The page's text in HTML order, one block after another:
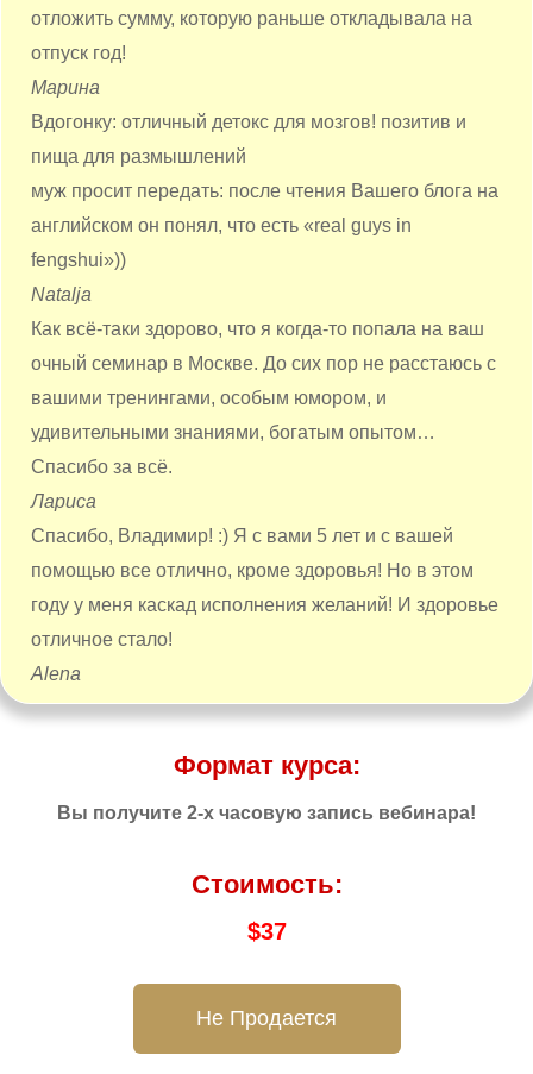
отложить сумму, которую раньше откладывала на
отпуск год!
Марина
Вдогонку: отличный детокс для мозгов! позитив и
пища для размышлений
муж просит передать: после чтения Вашего блога на
английском он понял, что есть «real guys in
fengshui»))
Natalja
Как всё-таки здорово, что я когда-то попала на ваш
очный семинар в Москве. До сих пор не расстаюсь с
вашими тренингами, особым юмором, и
удивительными знаниями, богатым опытом…
Спасибо за всё.
Лариса
Спасибо, Владимир! :) Я с вами 5 лет и с вашей
помощью все отлично, кроме здоровья! Но в этом
году у меня каскад исполнения желаний! И здоровье
отличное стало!
Alena
Формат курса:
Вы получите 2-х часовую запись вебинара!
Стоимость:
$37
Не Продается